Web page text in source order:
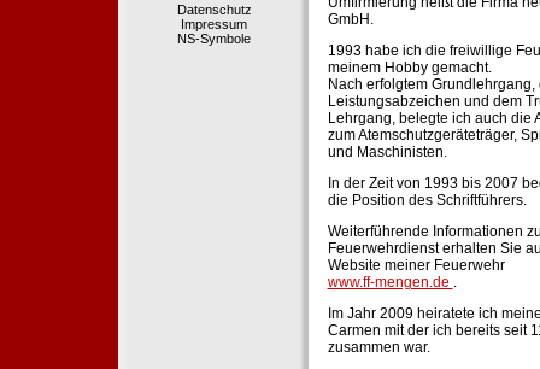
Datenschutz
Impressum
NS-Symbole
GmbH.
1993 habe ich die freiwillige
meinem Hobby gemacht.
Nach erfolgtem Grundlehrgang,
Leistungsabzeichen und dem
Lehrgang, belegte ich auch die
zum Atemschutzgeräteträger,
und Maschinisten.
In der Zeit von 1993 bis 2007
die Position des Schriftführers.
Weiterführende Informationen
Feuerwehrdienst erhalten Sie
Website meiner Feuerwehr
www.ff-mengen.de .
Im Jahr 2009 heiratete ich
Carmen mit der ich bereits seit
zusammen war.